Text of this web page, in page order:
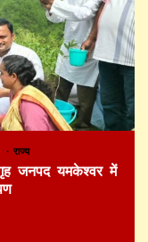
राज्य
जनपद यमकेश्वर में